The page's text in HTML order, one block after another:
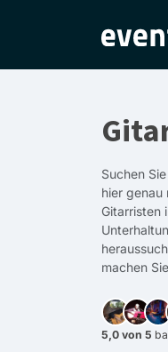
Suchen
hier genau
Gitarristen
machen
5,0 von 5